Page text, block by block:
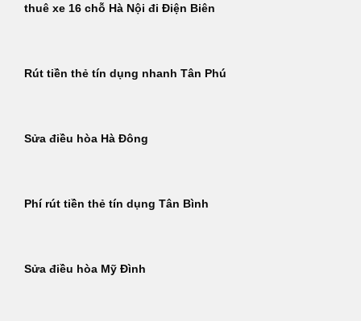
thuê xe 16 chỗ Hà Nội đi Điện Biên
Rút tiền thẻ tín dụng nhanh Tân Phú
Sửa điều hòa Hà Đông
Phí rút tiền thẻ tín dụng Tân Bình
Sửa điều hòa Mỹ Đình